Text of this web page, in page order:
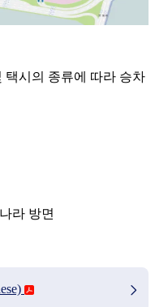
택시의 종류에 따라 승차
라 방면